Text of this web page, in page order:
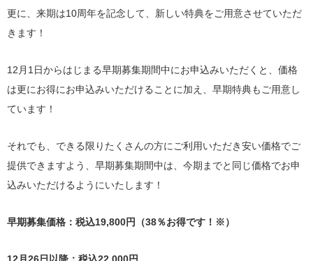
更に、来期は10周年を記念して、新しい特典をご用意させていただ
きます！
12月1日からはじまる早期募集期間中にお申込みいただくと、価格
は更にお得にお申込みいただけることに加え、早期特典もご用意し
ています！
それでも、できる限りたくさんの方にご利用いただき安い価格でご
提供できますよう、早期募集期間中は、今期までと同じ価格でお申
込みいただけるようにいたします！
早期募集価格：税込19,800円（38％お得です！※）
12月26日以降：税込22,000円